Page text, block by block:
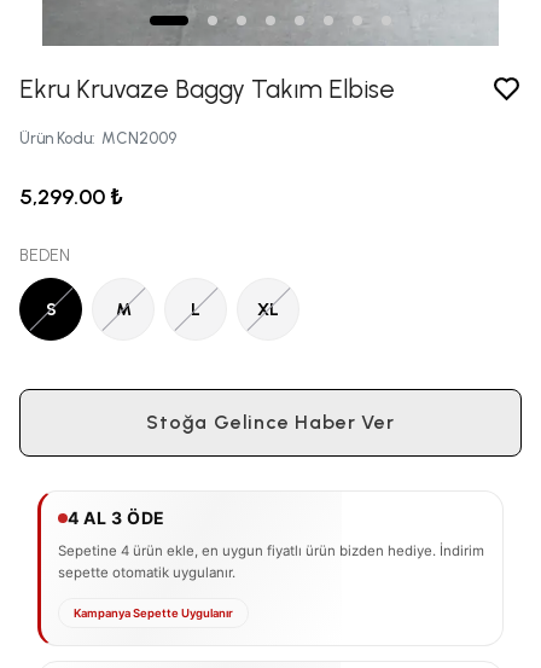
Ekru Kruvaze Baggy Takım Elbise
Ürün Kodu: MCN2009
5,299.00 ₺
BEDEN
S M L XL
Stoğa Gelince Haber Ver
4 AL 3 ÖDE
Sepetine 4 ürün ekle, en uygun fiyatlı ürün bizden hediye. İndirim
sepette otomatik uygulanır.
Kampanya Sepette Uygulanır